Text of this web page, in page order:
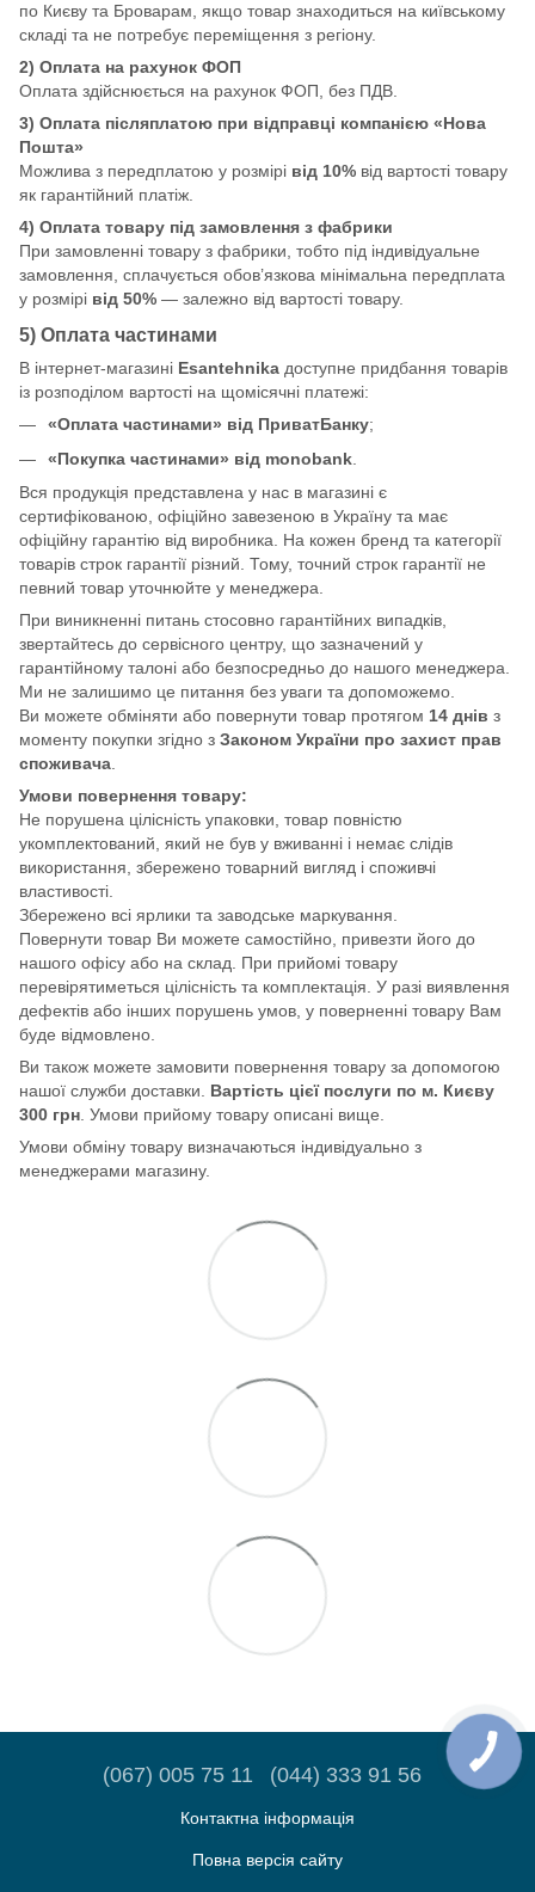
по Києву та Броварам, якщо товар знаходиться на київському
складі та не потребує переміщення з регіону.
2) Оплата на рахунок ФОП
Оплата здійснюється на рахунок ФОП, без ПДВ.
3) Оплата післяплатою при відправці компанією «Нова
Пошта»
Можлива з передплатою у розмірі від 10% від вартості товару
як гарантійний платіж.
4) Оплата товару під замовлення з фабрики
При замовленні товару з фабрики, тобто під індивідуальне
замовлення, сплачується обов’язкова мінімальна передплата
у розмірі від 50% — залежно від вартості товару.
5) Оплата частинами
В інтернет-магазині Esantehnika доступне придбання товарів
із розподілом вартості на щомісячні платежі:
«Оплата частинами» від ПриватБанку;
«Покупка частинами» від monobank
Вся продукція представлена у нас в магазині є
сертифікованою, офіційно завезеною в Україну та має
офіційну гарантію від виробника. На кожен бренд та категорії
товарів строк гарантії різний. Тому, точний строк гарантії не
певний товар уточнюйте у менеджера.
При виникненні питань стосовно гарантійних випадків,
звертайтесь до сервісного центру, що зазначений у
гарантійному талоні або безпосредньо до нашого менеджера.
Ми не залишимо це питання без уваги та допоможемо.
Ви можете обміняти або повернути товар протягом 14 днів з
моменту покупки згідно з Законом України про захист прав
споживача
Умови повернення товару:
Не порушена цілісність упаковки, товар повністю
укомплектований, який не був у вживанні і немає слідів
використання, збережено товарний вигляд і споживчі
властивості.
Збережено всі ярлики та заводське маркування.
Повернути товар Ви можете самостійно, привезти його до
нашого офісу або на склад. При прийомі товару
перевірятиметься цілісність та комплектація. У разі виявлення
дефектів або інших порушень умов, у поверненні товару Вам
буде відмовлено.
Ви також можете замовити повернення товару за допомогою
нашої служби доставки. Вартість цієї послуги по м. Києву
300 грн . Умови прийому товару описані вище.
Умови обміну товару визначаються індивідуально з
менеджерами магазину.
(067) 005 75 11 (044) 333 91 56
Контактна інформація
Повна версія сайту